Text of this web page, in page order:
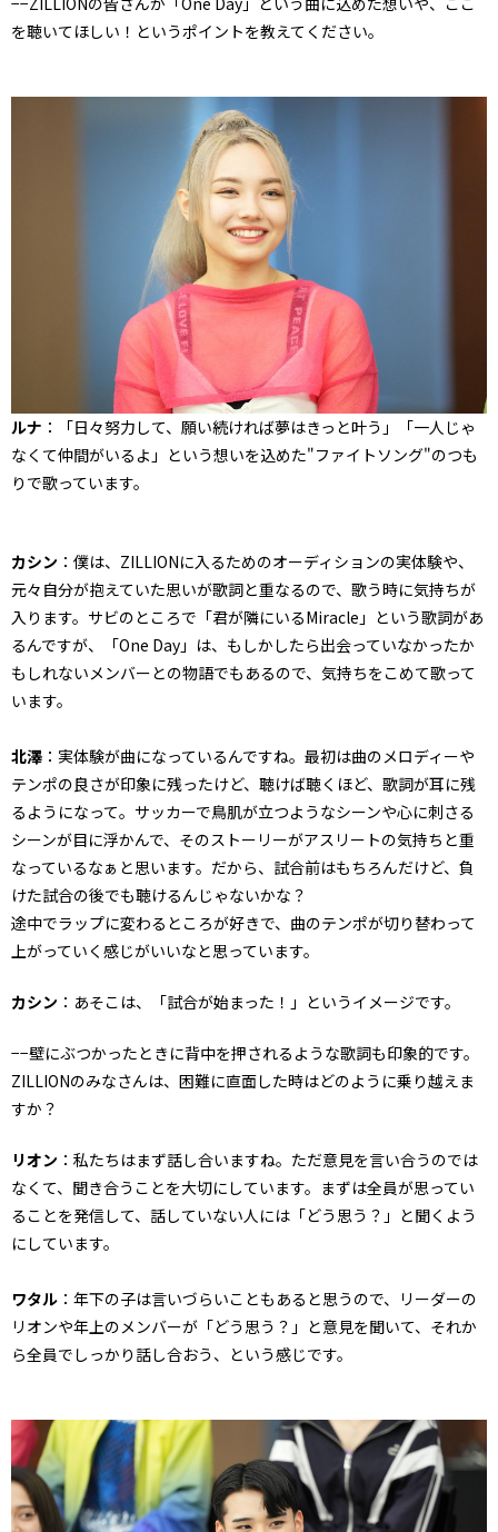
を聴いてほしい！というポイントを教えてください。
ルナ ：「日々努力して、願い続ければ夢はきっと叶う」「一人じゃ
なくて仲間がいるよ」という想いを込めた"ファイトソング"のつも
りで歌っています。
カシン ：僕は、ZILLIONに入るためのオーディションの実体験や、
元々自分が抱えていた思いが歌詞と重なるので、歌う時に気持ちが
入ります。サビのところで「君が隣にいるMiracle」という歌詞があ
るんですが、「One Day」は、もしかしたら出会っていなかったか
もしれないメンバーとの物語でもあるので、気持ちをこめて歌って
います。
北澤 ：実体験が曲になっているんですね。最初は曲のメロディーや
テンポの良さが印象に残ったけど、聴けば聴くほど、歌詞が耳に残
るようになって。サッカーで鳥肌が立つようなシーンや心に刺さる
シーンが目に浮かんで、そのストーリーがアスリートの気持ちと重
なっているなぁと思います。だから、試合前はもちろんだけど、負
けた試合の後でも聴けるんじゃないかな？
途中でラップに変わるところが好きで、曲のテンポが切り替わって
上がっていく感じがいいなと思っています。
カシン ：あそこは、「試合が始まった！」というイメージです。
−−壁にぶつかったときに背中を押されるような歌詞も印象的です。
ZILLIONのみなさんは、困難に直面した時はどのように乗り越えま
すか？
リオン ：私たちはまず話し合いますね。ただ意見を言い合うのでは
なくて、聞き合うことを大切にしています。まずは全員が思ってい
ることを発信して、話していない人には「どう思う？」と聞くよう
にしています。
ワタル ：年下の子は言いづらいこともあると思うので、リーダーの
リオンや年上のメンバーが「どう思う？」と意見を聞いて、それか
ら全員でしっかり話し合おう、という感じです。